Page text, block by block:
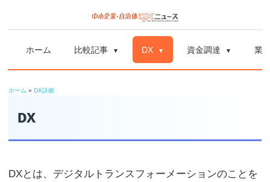
へ
中
小
業
自
中
企
資
達
ホーム 比較記事 DX 資金調達 業
ホーム » DX詳細
DX
DXとは、デジタルトランスフォーメーションのことを